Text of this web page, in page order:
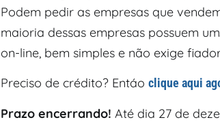
Podem pedir as empresas que
maioria dessas empresas possuem
on-line, bem simples e não exige
Preciso de crédito? Entáo clique aqui
Prazo encerrando! Até dia 27 de